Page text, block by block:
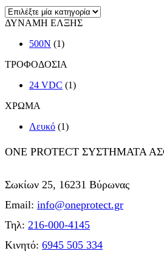
ΔΥΝΑΜΗ ΕΛΞΗΣ
500N (1)
ΤΡΟΦΟΔΟΣΙΑ
24 VDC (1)
ΧΡΩΜΑ
Λευκό (1)
ONE PROTECT ΣΥΣΤΗΜΑΤΑ
Σωκίων 25, 16231 Βύρωνας
Email: info@oneprotect.gr
Τηλ: 216-000-4145
Κινητό: 6945 505 334